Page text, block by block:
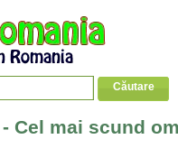
Cel mai scund